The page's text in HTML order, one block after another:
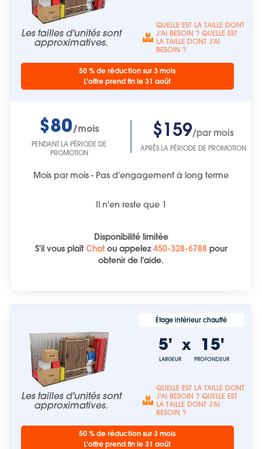
Les tailles d'unités sont
approximatives.
QUELLE EST LA TAILLE DONT
J'AI BESOIN ? QUELLE EST
LA TAILLE DONT J'AI
BESOIN ?
50 % de réduction sur 3 mois
L'offre prend fin le 31 août
$80/mois
PENDANT LA PÉRIODE DE
PROMOTION
$159/par mois
APRÈS LA PÉRIODE DE PROMOTION
Mois par mois - Pas d'engagement à long terme
Il n'en reste que 1
Disponibilité limitée
S'il vous plaîtChatou appelez450-328-6788 pour
obtenir de l'aide.
Les tailles d'unités sont
approximatives.
Étage inférieur chauffé
5'
LARGEUR
x 15'
PROFONDEUR
QUELLE EST LA TAILLE DONT
J'AI BESOIN ? QUELLE EST
LA TAILLE DONT J'AI
BESOIN ?
50 % de réduction sur 3 mois
L'offre prend fin le 31 août